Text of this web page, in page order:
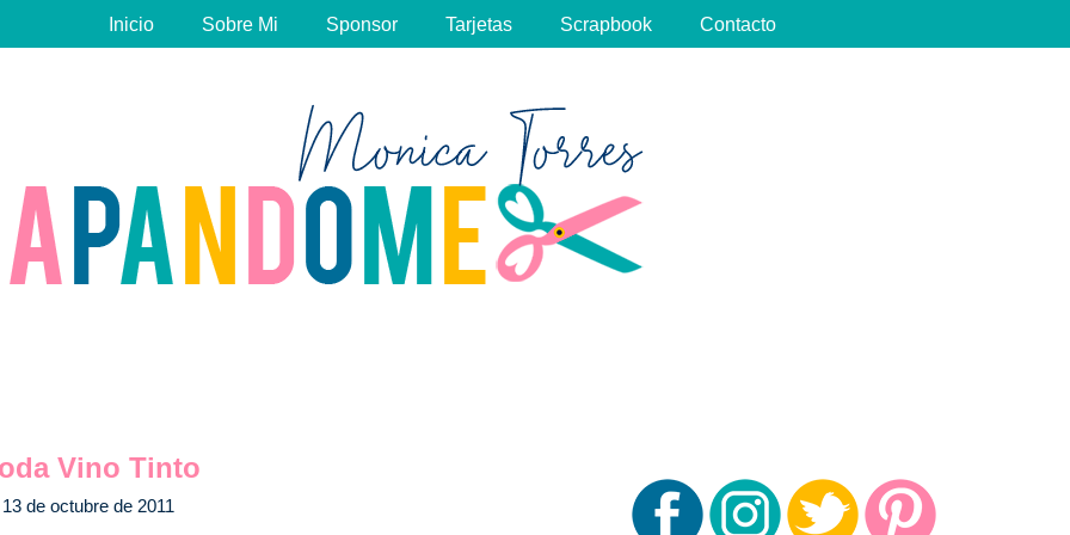
Inicio Sobre Mi Sponsor Tarjetas Scrapbook Contacto
Vino Tinto
13 de octubre de 2011